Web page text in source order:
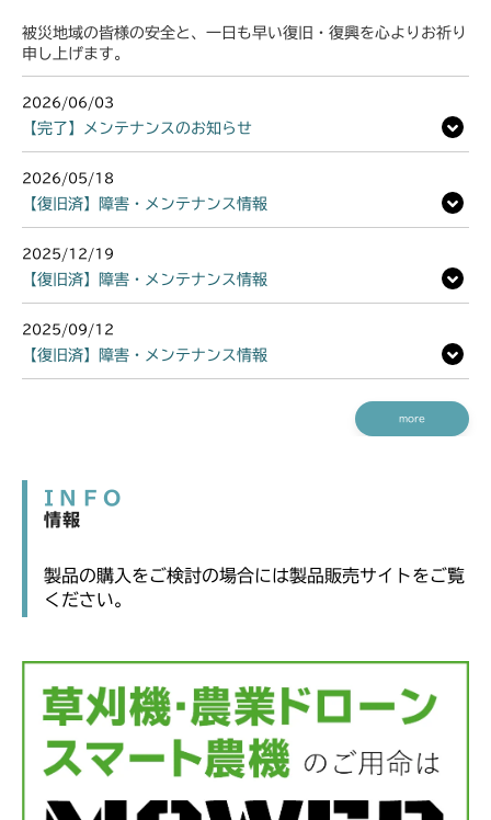
被災地域の皆様の安全と、一日も早い復旧・復興を心よりお祈り
申し上げます。
2026/06/03
【完了】メンテナンスのお知らせ
2026/05/18
【復旧済】障害・メンテナンス情報
2025/12/19
【復旧済】障害・メンテナンス情報
2025/09/12
【復旧済】障害・メンテナンス情報
more
INFO
情報
製品の購入をご検討の場合には製品販売サイトをご覧
ください。